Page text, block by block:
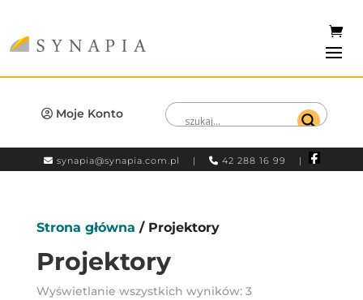
Moje Konto
synapia@synapia.com.pl | 42 288 16 99 |
Strona główna / Projektory
Projektory
Wyświetlanie wszystkich wyników: 3